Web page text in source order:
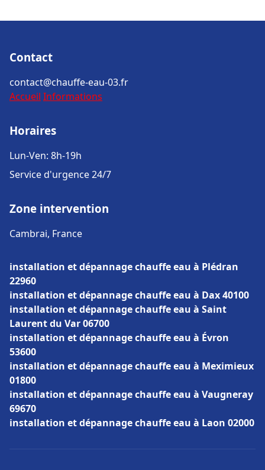
Contact
contact@chauffe-eau-03.fr
Accueil Informations
Horaires
Lun-Ven: 8h-19h
Service d'urgence 24/7
Zone intervention
Cambrai, France
installation et dépannage chauffe eau à Plédran
22960
installation et dépannage chauffe eau à Dax 40100
installation et dépannage chauffe eau à Saint
Laurent du Var 06700
installation et dépannage chauffe eau à Évron
53600
installation et dépannage chauffe eau à Meximieux
01800
installation et dépannage chauffe eau à Vaugneray
69670
installation et dépannage chauffe eau à Laon 02000